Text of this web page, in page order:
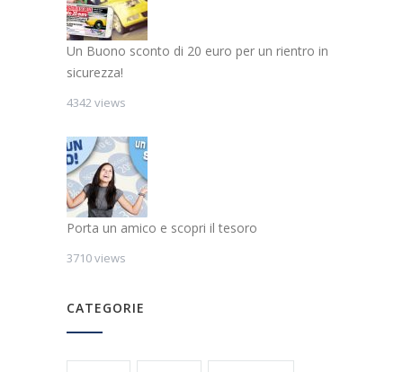
Un Buono sconto di 20 euro per un rientro in
sicurezza!
4342 views
Porta un amico e scopri il tesoro
3710 views
CATEGORIE